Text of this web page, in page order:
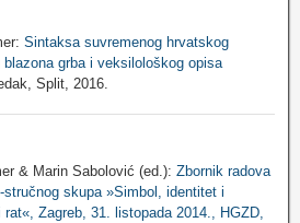
Sintaksa suvremenog hrvatskog
blazona grba i veksilološkog opisa
Split, 2016.
& Marin Sabolović (ed.): Zbornik radova
stručnog skupa »Simbol, identitet i
rat«, Zagreb, 31. listopada 2014., HGZD,